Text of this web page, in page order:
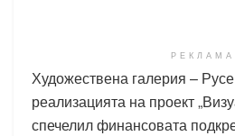
РЕКЛАМА
Художествена галерия –
реализацията на проект
спечелил финансовата